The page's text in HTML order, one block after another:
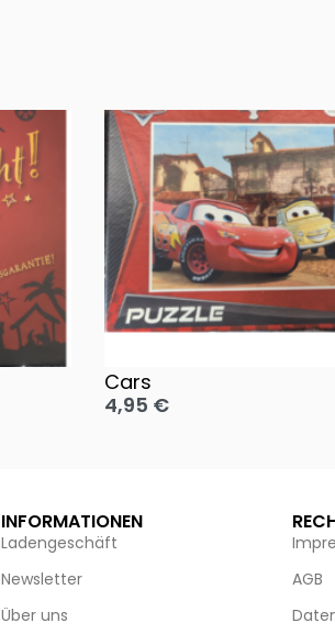
Cars
4,95 €
INFORMATIONEN
Ladengeschäft
Newsletter
Über uns
AGB